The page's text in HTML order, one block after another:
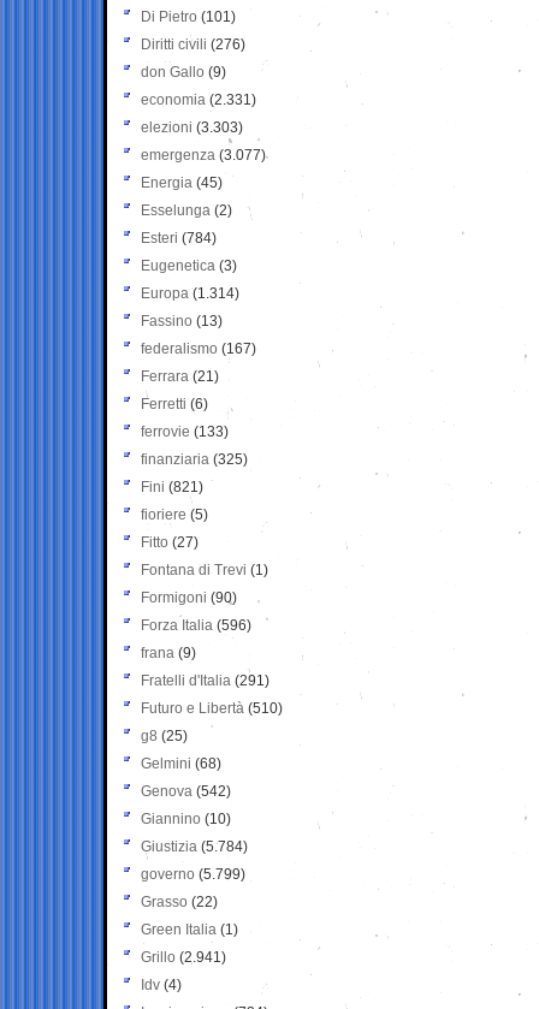
Di Pietro (101)
Diritti civili (276)
don Gallo (9)
economia (2.331)
elezioni (3.303)
emergenza (3.077)
Energia (45)
Esselunga (2)
Esteri (784)
Eugenetica (3)
Europa (1.314)
Fassino (13)
federalismo (167)
Ferrara (21)
Ferretti (6)
ferrovie (133)
finanziaria (325)
Fini (821)
fioriere (5)
Fitto (27)
Fontana di Trevi (1)
Formigoni (90)
Forza Italia (596)
frana (9)
Fratelli d'Italia (291)
Futuro e Libertà (510)
g8 (25)
Gelmini (68)
Genova (542)
Giannino (10)
Giustizia (5.784)
governo (5.799)
Grasso (22)
Green Italia (1)
Grillo (2.941)
Idv (4)